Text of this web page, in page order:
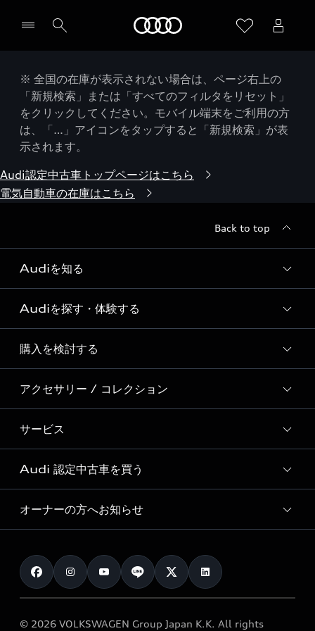
※ 全国の在庫が表示されない場合は、ページ右上の
「新規検索」または「すべてのフィルタをリセット」
をクリックしてください。モバイル端末をご利用の方
は、「…」アイコンをタップすると「新規検索」が表
示されます。
Audi認定中古車トップページはこちら
電気自動車の在庫はこちら
Back to top
Audiを知る
Audi ブランド
Story of Progress
Audi Sport
Formula 1®
デジタルサービス
Audiを探す・体験する
ディーラー検索
新車在庫検索
試乗車・展示車検索
見積り依頼
試乗予約
購入を検討する
モデル一覧
特別仕様モデル / 限定モデル
e-tronラインアップ
価格シミュレーション
車両比較
カタログ一覧
アクセサリー / コレクション
純正アクセサリー
オンラインショップ
Audi collection
アウディナビアプリ
サービス
サービス入庫予約
サービスプログラム
メンテナンス
車検 / 定期点検
e-tronアフターサポート
Audi 認定中古車を買う
Audi認定中古車
クオリティ
保証
メンテナンス
オーナーの方へお知らせ
お知らせ
オーナー様向けキャンペーン
© 2026 VOLKSWAGEN Group Japan K.K. All rights